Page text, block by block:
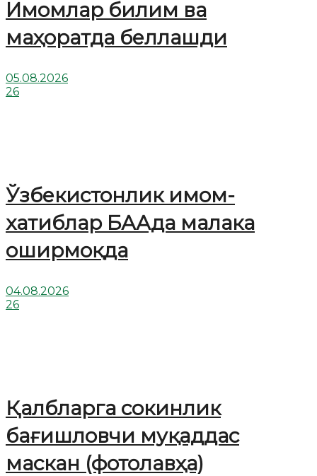
Имомлар билим ва
маҳоратда беллашди
05.08.2026
26
Ўзбекистонлик имом-
хатиблар БААда малака
оширмоқда
04.08.2026
26
Қалбларга сокинлик
бағишловчи муқаддас
маскан (фотолавҳа)